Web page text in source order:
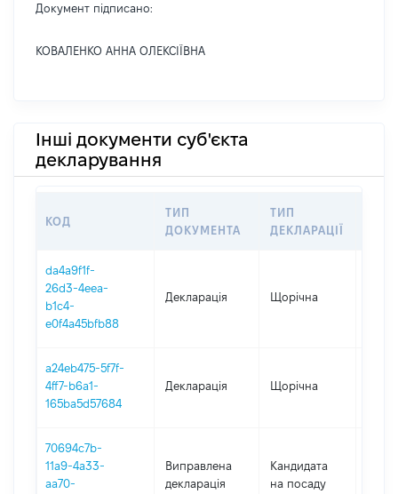
Документ підписано:
КОВАЛЕНКО АННА ОЛЕКСІЇВНА
Інші документи суб'єкта
декларування
КОД
ТИП
ДОКУМЕНТА
ТИП
ДЕКЛАРАЦІЇ
da4a9f1f-
26d3-4eea-
b1c4-
e0f4a45bfb88
Декларація Щорічна
a24eb475-5f7f-
4ff7-b6a1-
165ba5d57684
Декларація Щорічна
70694c7b-
11a9-4a33-
aa70-
Виправлена
декларація
Кандидата
на посаду